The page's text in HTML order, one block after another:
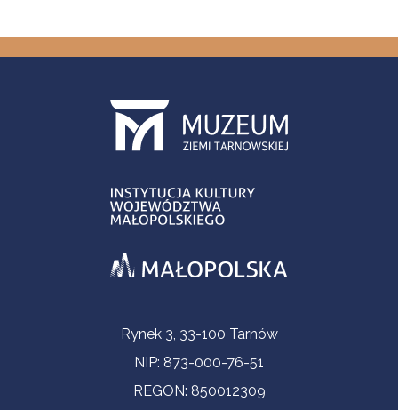
Informacje kontaktoweRynek 3, 33-100 Tarnów
NIP: 873-000-76-51
REGON: 850012309